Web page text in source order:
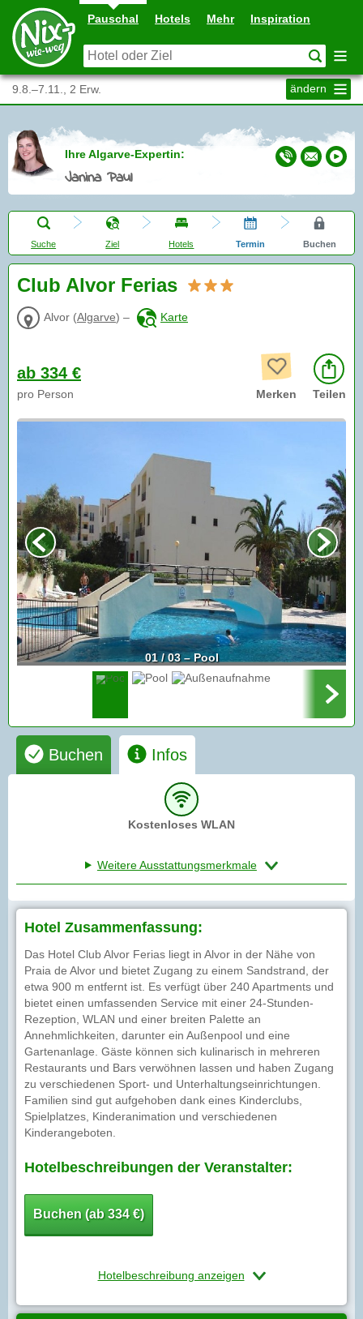
Pauschal Hotels Mehr Inspiration
9.8.–7.11., 2 Erw. ändern
Ihre Algarve-Expertin:
Janina Paul
Suche Ziel Hotels Termin Buchen
Club Alvor Ferias
Alvor (Algarve) – Karte
ab 334 €
pro Person Merken Teilen
01 / 03 – Pool
Buchen Infos
Kostenloses WLAN
Weitere Ausstattungsmerkmale
Hotel Zusammenfassung:
Das Hotel Club Alvor Ferias liegt in Alvor in der Nähe von
Praia de Alvor und bietet Zugang zu einem Sandstrand, der
etwa 900 m entfernt ist. Es verfügt über 240 Apartments und
bietet einen umfassenden Service mit einer 24-Stunden-
Rezeption, WLAN und einer breiten Palette an
Annehmlichkeiten, darunter ein Außenpool und eine
Gartenanlage. Gäste können sich kulinarisch in mehreren
Restaurants und Bars verwöhnen lassen und haben Zugang
zu verschiedenen Sport- und Unterhaltungseinrichtungen.
Familien sind gut aufgehoben dank eines Kinderclubs,
Spielplatzes, Kinderanimation und verschiedenen
Kinderangeboten.
Hotelbeschreibungen der Veranstalter:
Buchen (ab 334 €)
Hotelbeschreibung anzeigen